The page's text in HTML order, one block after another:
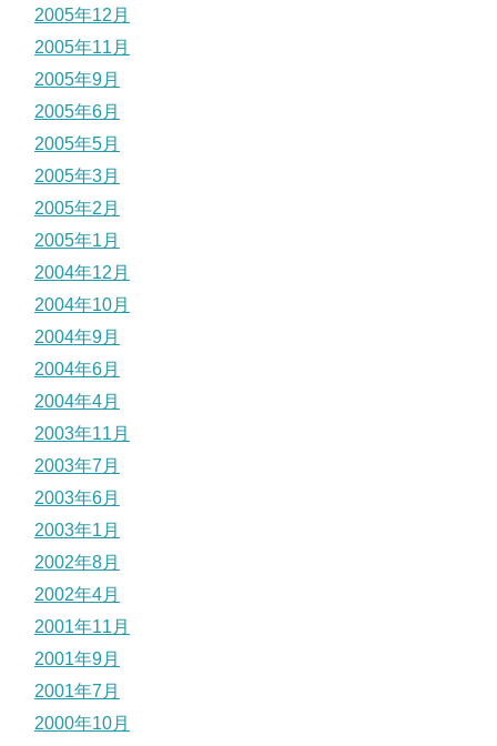
2005年12月
2005年11月
2005年9月
2005年6月
2005年5月
2005年3月
2005年2月
2005年1月
2004年12月
2004年10月
2004年9月
2004年6月
2004年4月
2003年11月
2003年7月
2003年6月
2003年1月
2002年8月
2002年4月
2001年11月
2001年9月
2001年7月
2000年10月